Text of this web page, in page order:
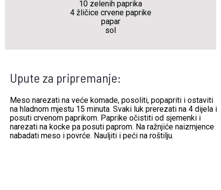
10 zelenih paprika
4 žličice crvene paprike
papar
sol
Upute za pripremanje:
Meso narezati na veće komade, posoliti, popapriti i ostaviti
na hladnom mjestu 15 minuta. Svaki luk prerezati na 4 dijela i
posuti crvenom paprikom. Paprike očistiti od sjemenki i
narezati na kocke pa posuti paprom. Na ražnjiće naizmjence
nabadati meso i povrće. Nauljiti i peći na roštilju.